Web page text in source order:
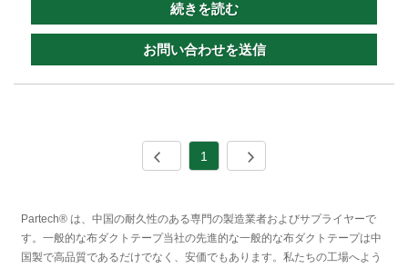
続きを読む
お問い合わせを送信
1
Partech® は、中国の耐久性のある専門の製造業者およびサプライヤーで
す。一般的な布ダクトテープ当社の先進的な一般的な布ダクトテープは中
国製で高品質であるだけでなく、安価でもあります。私たちの工場へよう